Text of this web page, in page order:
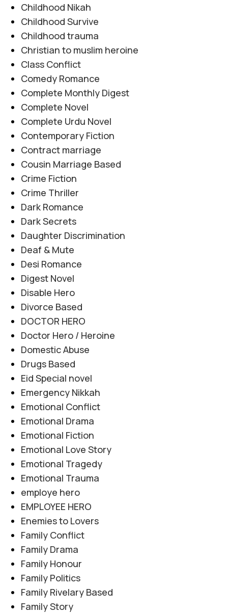
Childhood Nikah
Childhood Survive
Childhood trauma
Christian to muslim heroine
Class Conflict
Comedy Romance
Complete Monthly Digest
Complete Novel
Complete Urdu Novel
Contemporary Fiction
Contract marriage
Cousin Marriage Based
Crime Fiction
Crime Thriller
Dark Romance
Dark Secrets
Daughter Discrimination
Deaf & Mute
Desi Romance
Digest Novel
Disable Hero
Divorce Based
DOCTOR HERO
Doctor Hero / Heroine
Domestic Abuse
Drugs Based
Eid Special novel
Emergency Nikkah
Emotional Conflict
Emotional Drama
Emotional Fiction
Emotional Love Story
Emotional Tragedy
Emotional Trauma
employe hero
EMPLOYEE HERO
Enemies to Lovers
Family Conflict
Family Drama
Family Honour
Family Politics
Family Rivelary Based
Family Story